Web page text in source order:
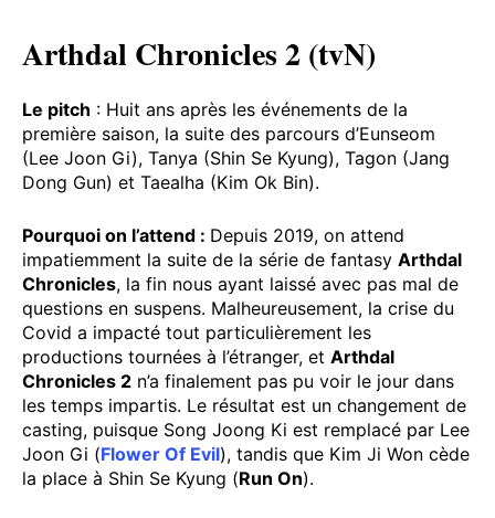
Arthdal Chronicles 2 (tvN)
Le pitch : Huit ans après les événements de la
première saison, la suite des parcours d’Eunseom
(Lee Joon Gi), Tanya (Shin Se Kyung), Tagon (Jang
Dong Gun) et Taealha (Kim Ok Bin).
Pourquoi on l’attend : Depuis 2019, on attend
impatiemment la suite de la série de fantasy Arthdal
Chronicles, la fin nous ayant laissé avec pas mal de
questions en suspens. Malheureusement, la crise du
Covid a impacté tout particulièrement les
productions tournées à l’étranger, et Arthdal
Chronicles 2 n’a finalement pas pu voir le jour dans
les temps impartis. Le résultat est un changement de
casting, puisque Song Joong Ki est remplacé par Lee
Joon Gi (Flower Of Evil), tandis que Kim Ji Won cède
la place à Shin Se Kyung (Run On).